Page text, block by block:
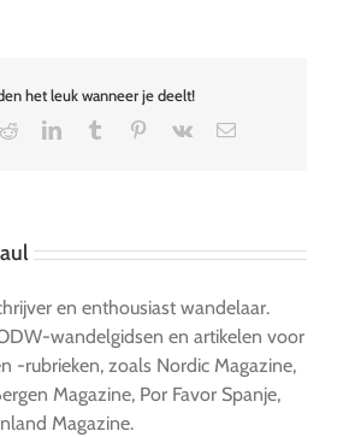
het leuk wanneer je deelt!
RedditLinkedInTumblr Pinterest
Vk
E-
en enthousiast wandelaar.
wandelgidsen en artikelen voor
-rubrieken, zoals Nordic Magazine,
Magazine, Por Favor Spanje,
Magazine.